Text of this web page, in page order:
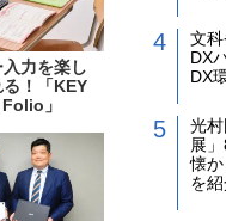
力を楽し
る！「KEY
」
文
DX
DX
光
展
懐
を